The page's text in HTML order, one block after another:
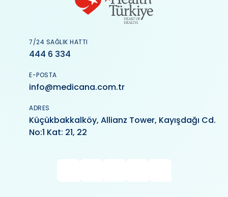
7/24 SAĞLIK HATTI
444 6 334
E-POSTA
info@medicana.com.tr
ADRES
Küçükbakkalköy, Allianz Tower, Kayışdağı Cd.
No:1 Kat: 21, 22